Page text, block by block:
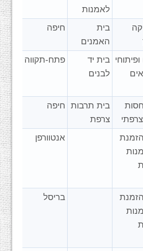
לאמנות
בית
האמנים
חיפה
ופיתוחי בית יד
לבנים
פתח-תקווה
בית תרבות
צרפת
חיפה
אנטוורפן
בריסל